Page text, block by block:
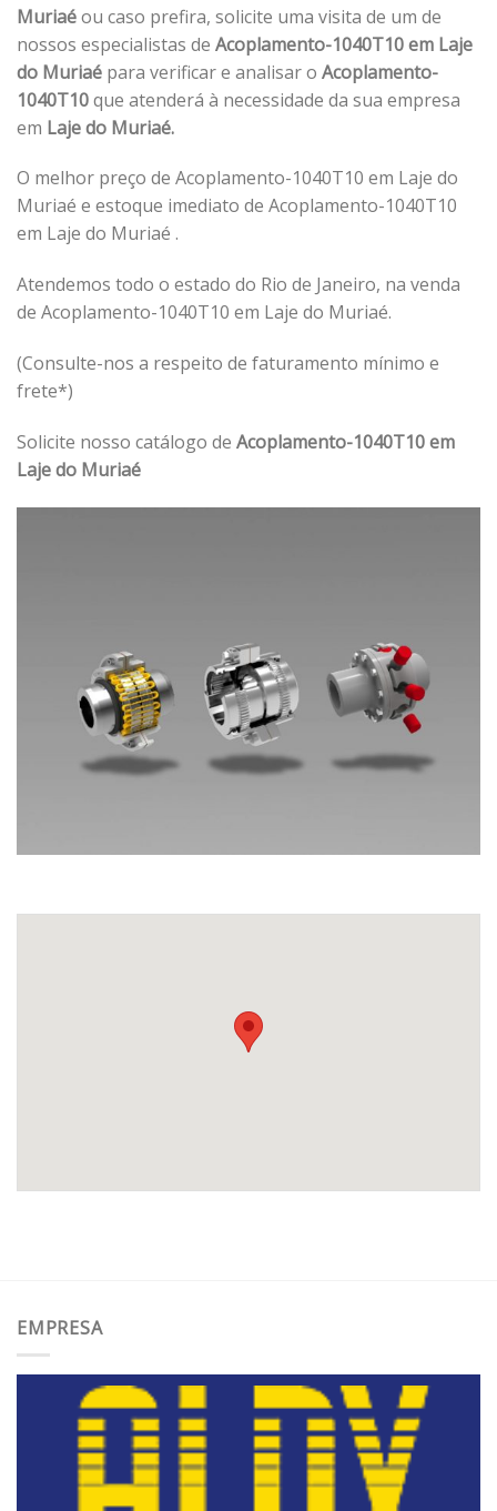
Muriaéou caso prefira, solicite uma visita de um de
nossos especialistas de Acoplamento-1040T10 em Laje
do Muriaé para verificar e analisar o Acoplamento-
1040T10que atenderá à necessidade da sua empresa
em Laje do Muriaé.
O melhor preço de Acoplamento-1040T10 em Laje do
Muriaé e estoque imediato de Acoplamento-1040T10
em Laje do Muriaé .
Atendemos todo o estado do Rio de Janeiro, na venda
de Acoplamento-1040T10 em Laje do Muriaé.
(Consulte-nos a respeito de faturamento mínimo e
frete*)
Solicite nosso catálogo de Acoplamento-1040T10 em
Laje do Muriaé
EMPRESA